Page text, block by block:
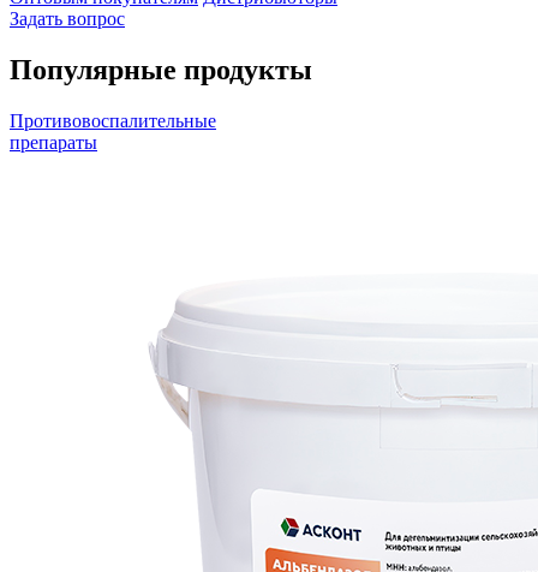
Задать вопрос
Популярные продукты
Противовоспалительные
препараты